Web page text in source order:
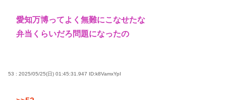
愛知万博ってよく無難にこなせたな
弁当くらいだろ問題になったの
53 : 2025/05/25(日) 01:45:31.947 ID:k8VamxYpI